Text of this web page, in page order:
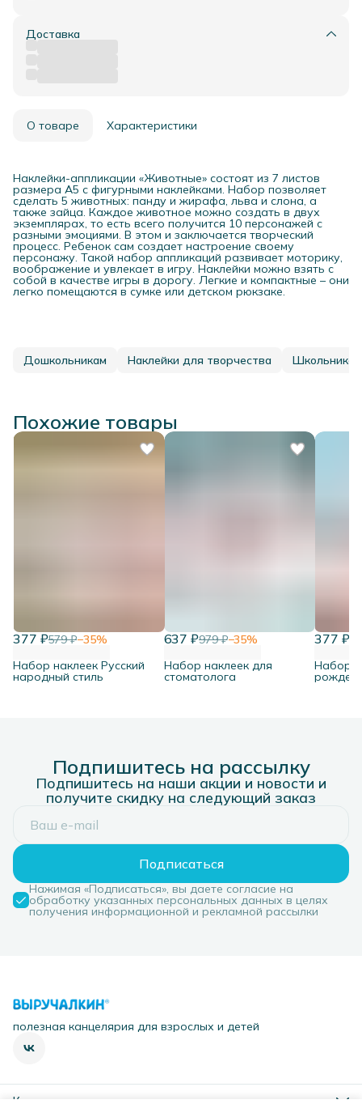
Доставка
О товаре Характеристики
Наклейки-аппликации «Животные» состоят из 7 листов
размера А5 с фигурными наклейками. Набор позволяет
сделать 5 животных: панду и жирафа, льва и слона, а
также зайца. Каждое животное можно создать в двух
экземплярах, то есть всего получится 10 персонажей с
разными эмоциями. В этом и заключается творческий
процесс. Ребенок сам создает настроение своему
персонажу. Такой набор аппликаций развивает моторику,
воображение и увлекает в игру. Наклейки можно взять с
собой в качестве игры в дорогу. Легкие и компактные – они
легко помещаются в сумке или детском рюкзаке.
Дошкольникам Наклейки для творчества
Похожие товары
377 ₽579 ₽−35%
Набор наклеек Русский
народный стиль
637 ₽979 ₽−35%
Набор наклеек для
стоматолога
377 ₽
Набор
Подпишитесь на рассылку
Подпишитесь на наши акции и новости и
получите скидку на следующий заказ
Подписаться
Нажимая «Подписаться», вы даете согласие на
обработку указанных персональных данных в целях
получения информационной и рекламной рассылки
полезная канцелярия для взрослых и детей
Контакты